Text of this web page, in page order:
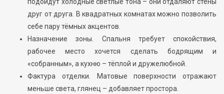
друг от друга. В квадратных комнатах можно позволить
себе пару тёмных акцентов.
Назначение зоны. Спальня требует спокойствия,
рабочее место хочется сделать бодрящим и
«собранным», а кухню – тёплой и дружелюбной.
Фактура отделки. Матовые поверхности отражают
меньше света, глянец – добавляет простора.